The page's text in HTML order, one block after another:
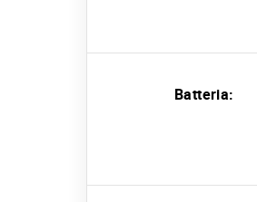
Batteria: